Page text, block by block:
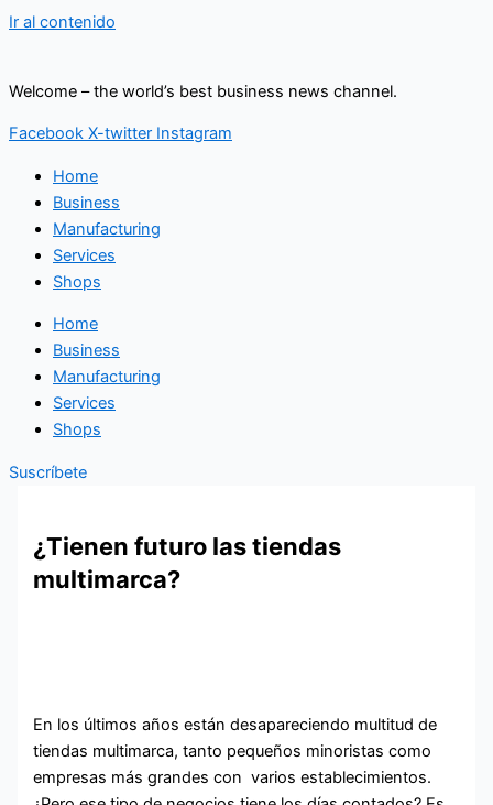
Ir al contenido
Welcome – the world’s best business news channel.
Facebook X-twitter Instagram
Home
Business
Manufacturing
Services
Shops
Home
Business
Manufacturing
Services
Shops
Suscríbete
¿Tienen futuro las tiendas
multimarca?
En los últimos años están desapareciendo multitud de
tiendas multimarca, tanto pequeños minoristas como
empresas más grandes con varios establecimientos.